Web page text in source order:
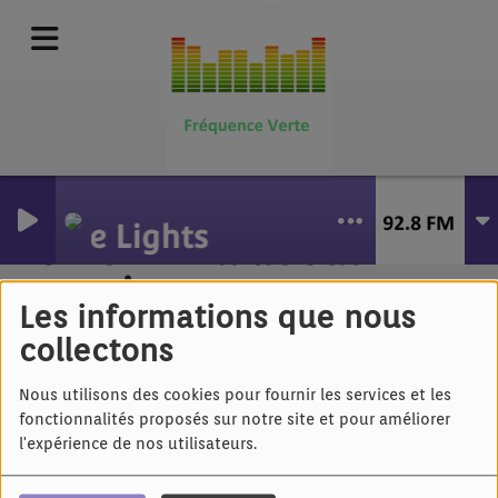
Les informations que nous
collectons
Nous utilisons des cookies pour fournir les services et les
fonctionnalités proposés sur notre site et pour améliorer
l'expérience de nos utilisateurs.
The Lights
OMOH - All about
passion